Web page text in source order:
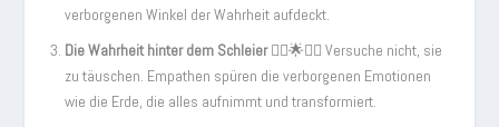
verborgenen Winkel der Wahrheit aufdeckt.
Die Wahrheit hinter dem Schleier💆‍♂️🌟💆‍♀️ Versuche nicht, sie
zu täuschen. Empathen spüren die verborgenen Emotionen
wie die Erde, die alles aufnimmt und transformiert.